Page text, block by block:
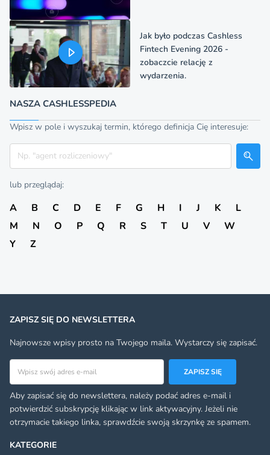
Jak było podczas Cashless
Fintech Evening 2026 -
zobaczcie relację z
wydarzenia.
NASZA CASHLESSPEDIA
Wpisz w pole i wyszukaj termin, którego definicja Cię interesuje:
Szukaj
lub przeglądaj:
A B C D E F G H I J K
L
M
N O P Q R S T U V
W
Y
Z
KATEGORIE
ZAPISZ SIĘ DO NEWSLETTERA
Najnowsze wpisy prosto na Twojego maila. Wystarczy się zapisać.
ZAPISZ SIĘ
Aby zapisać się do newslettera, należy podać adres e-mail i
potwierdzić subskrypcję klikając w link aktywacyjny. Jeżeli nie
otrzymacie takiego linka, sprawdźcie swoją skrzynkę ze spamem.